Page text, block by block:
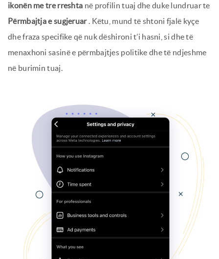
ikonën me tre rreshta në profilin tuaj dhe duke lundruar te
Përmbajtja e sugjeruar. Këtu, mund të shtoni fjalë kyçe
dhe fraza specifike që nuk dëshironi t’i hasni, si dhe të
menaxhoni sasinë e përmbajtjes politike dhe të ndjeshme
në burimin tuaj.